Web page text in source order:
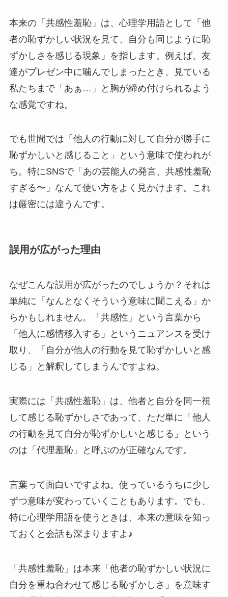
本来の「共感性羞恥」は、心理学用語として「他
者の恥ずかしい状況を見て、自分も同じように恥
ずかしさを感じる現象」を指します。例えば、友
達がプレゼン中に噛んでしまったとき、見ている
私たちまで「あぁ…」と胸が締め付けられるよう
な感覚ですね。
でも世間では「他人の行動に対して自分が勝手に
恥ずかしいと感じること」という意味で使われが
ち。特にSNSで「あの芸能人の発言、共感性羞恥
すぎる〜」なんて使い方をよく見かけます。これ
は厳密には違うんです。
誤用が広がった理由
なぜこんな誤用が広がったのでしょうか？それは
単純に「なんとなくそういう意味に聞こえる」か
らかもしれません。「共感性」という言葉から
「他人に感情移入する」というニュアンスを受け
取り、「自分が他人の行動を見て恥ずかしいと感
じる」と解釈してしまうんですよね。
実際には「共感性羞恥」は、他者と自分を同一視
して感じる恥ずかしさであって、ただ単に「他人
の行動を見て自分が恥ずかしいと感じる」という
のは「代理羞恥」と呼ぶのが正確なんです。
言葉って面白いですよね。使っているうちに少し
ずつ意味が変わっていくこともあります。でも、
特に心理学用語を使うときは、本来の意味を知っ
ておくと会話も深まりますよ♪
「共感性羞恥」は本来「他者の恥ずかしい状況に
自分を重ね合わせて感じる恥ずかしさ」を意味す